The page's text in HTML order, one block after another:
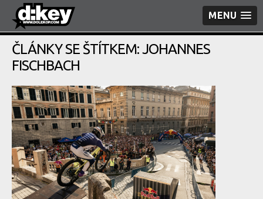
MENU
ČLÁNKY SE ŠTÍTKEM: JOHANNES
FISCHBACH